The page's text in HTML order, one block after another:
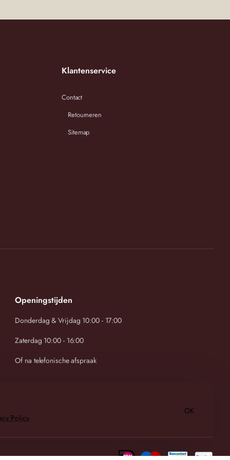
Policy.
OK
Klantenservice
Contact
Retourneren
Sitemap
Openingstijden
Donderdag & Vrijdag 10:00 - 17:00
Zaterdag 10:00 - 16:00
Of na telefonische afspraak